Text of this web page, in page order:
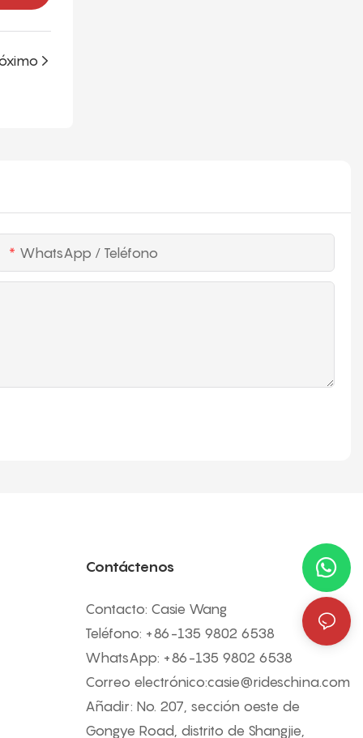
WhatsApp / Teléfono
Contáctenos
Contacto: Casie Wang
Teléfono: +86-135 9802 6538
WhatsApp: +86-135 9802 6538
Correo electrónico:casie@rideschina.com
Añadir: No. 207, sección oeste de
Gongye Road, distrito de Shangjie,